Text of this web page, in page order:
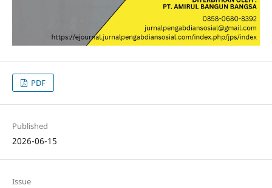
PDF
Published
2026-06-15
Issue